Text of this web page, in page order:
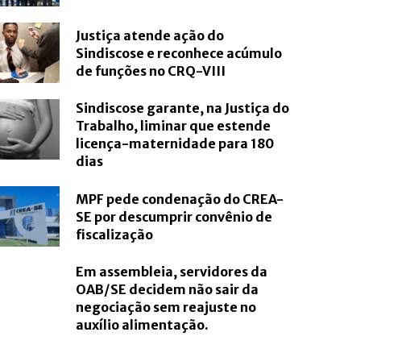
Justiça atende ação do
Sindiscose e reconhece acúmulo
de funções no CRQ-VIII
Sindiscose garante, na Justiça do
Trabalho, liminar que estende
licença-maternidade para 180
dias
MPF pede condenação do CREA-
SE por descumprir convênio de
fiscalização
Em assembleia, servidores da
OAB/SE decidem não sair da
negociação sem reajuste no
auxílio alimentação.